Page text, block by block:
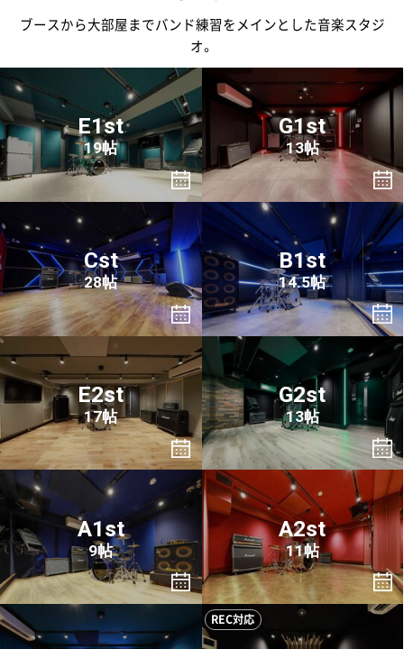
ブースから大部屋までバンド練習をメインとした音楽スタジ
オ。
E1st
19帖
G1st
13帖
Cst
28帖
B1st
14.5帖
E2st
17帖
G2st
13帖
A1st
9帖
A2st
11帖
REC対応